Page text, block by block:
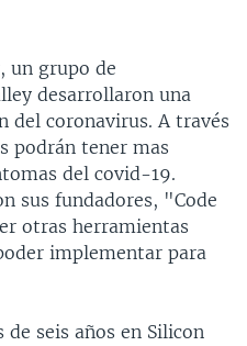
un grupo de
desarrollaron una
del coronavirus. A través
podrán tener mas
del covid-19.
sus fundadores, "Code
otras herramientas
implementar para
de seis años en Silicon